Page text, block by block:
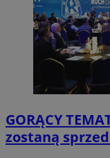
GORĄCY
zostaną